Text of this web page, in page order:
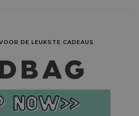
DE LEUKSTE CADEAUS